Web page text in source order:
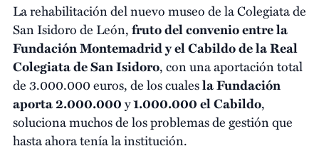
La rehabilitación del nuevo museo de la Colegiata de
San Isidoro de León,fruto del convenio entre la
Fundación Montemadrid y el Cabildo de la Real
Colegiata de San Isidoro, con una aportación total
de 3.000.000 euros, de los cualesla Fundación
aporta 2.000.000y1.000.000 el Cabildo,
soluciona muchos de los problemas de gestión que
hasta ahora tenía la institución.